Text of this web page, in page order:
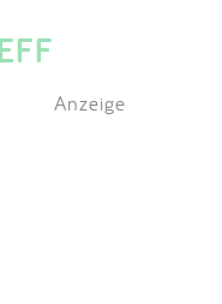
Anzeige